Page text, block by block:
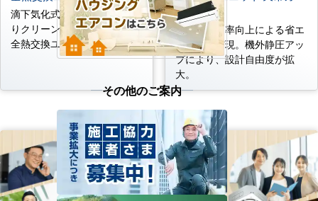
滴下気化式加湿器の採用によ
りクリーンな加湿を実現した
全熱交換ユニット
セット形
全熱交換効率向上による省エ
ネ換気を実現。機外静圧アッ
プにより、設計自由度が拡
大。
その他のご案内